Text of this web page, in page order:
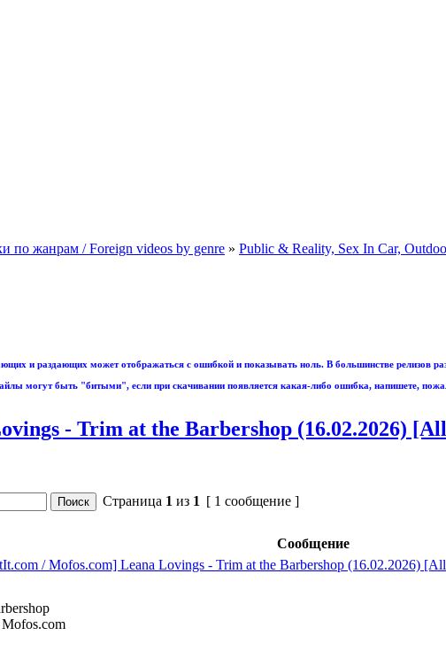
по жанрам / Foreign videos by genre » Public & Reality, Sex In Car,
и раздающих может отображаться с ошибкой и показывать ноль. В большинстве релизов
могут быть "битыми", если при скачивании появляется какая-либо ошибка, напишете,
- Trim at the Barbershop (16.02.2026)
Страница 1 из 1 [ 1 сообщение ]
Сообщение
/ Mofos.com] Leana Lovings - Trim at the Barbershop (16.02.2026)